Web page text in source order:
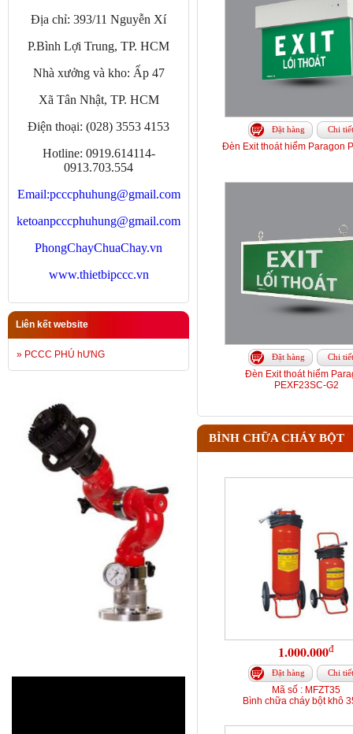
Địa chỉ: 393/11 Nguyễn Xí
P.Bình Lợi Trung, TP. HCM
Nhà xưởng và kho: Ấp 47
Xã Tân Nhật, TP. HCM
Điện thoại: (028) 3553 4153
Hotline: 0919.614114-
0913.703.554
Email:pcccphuhung@gmail.com
ketoanpcccphuhung@gmail.com
PhongChayChuaChay.vn
www.thietbipccc.vn
Liên kết website
» PCCC PHÚ hƯNG
Đặt hàng Chi tiết
Đèn Exit thoát hiểm Paragon
Đặt hàng Chi tiết
Đèn Exit thoát hiểm
PEXF23SC-G2
BÌNH CHỮA CHÁY BỘT
1.000.000đ
Đặt hàng Chi tiết
Mã số : MFZT35
Bình chữa cháy bột khô